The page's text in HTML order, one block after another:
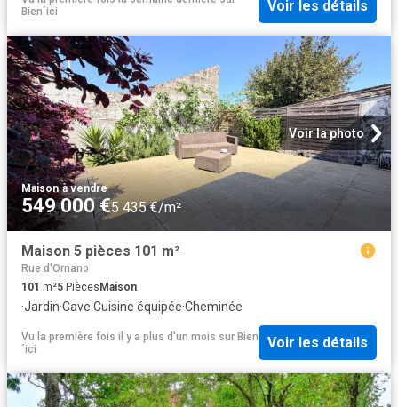
Bien´ici
Voir les détails
Voir la photo
Maison·à vendre
549 000 €5 435 €/m²
Maison 5 pièces 101 m²
Rue d'Ornano
101 m²5 Pièces Maison
·Jardin·Cave·Cuisine équipée·Cheminée
Vu la première fois il y a plus d'un mois sur Bien
´ici
Voir les détails